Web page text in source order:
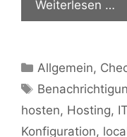
Weiterlesen …
Kategorien
Allgemein,
Schlagwörter
hosten, Hosting,
Konfiguration,